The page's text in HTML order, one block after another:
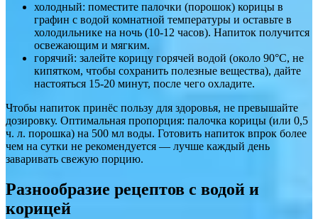
холодный: поместите палочки (порошок) корицы в
графин с водой комнатной температуры и оставьте в
холодильнике на ночь (10-12 часов). Напиток получится
освежающим и мягким.
горячий: залейте корицу горячей водой (около 90°C, не
кипятком, чтобы сохранить полезные вещества), дайте
настояться 15-20 минут, после чего охладите.
Чтобы напиток принёс пользу для здоровья, не превышайте
дозировку. Оптимальная пропорция: палочка корицы (или 0,5
ч. л. порошка) на 500 мл воды. Готовить напиток впрок более
чем на сутки не рекомендуется — лучше каждый день
заваривать свежую порцию.
Разнообразие рецептов с водой и
корицей